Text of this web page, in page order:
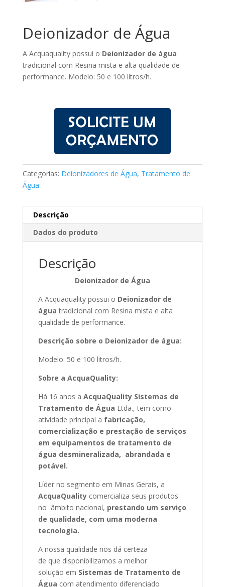
Deionizador de Água
A Acquaquality possui o Deionizador de água
tradicional com Resina mista e alta qualidade de
performance. Modelo: 50 e 100 litros/h.
Categorias: Deionizadores de Água, Tratamento de
Água
Descrição
Dados do produto
Descrição
Deionizador de Água
A Acquaquality possui o Deionizador de
água tradicional com Resina mista e alta
qualidade de performance.
Descrição sobre o Deionizador de água:
Modelo: 50 e 100 litros/h.
Sobre a AcquaQuality:
Há 16 anos a AcquaQuality Sistemas de
Tratamento de Água Ltda., tem como
atividade principal a fabricação,
comercialização e prestação de serviços
em equipamentos de tratamento de
água desmineralizada, abrandada e
potável.
Líder no segmento em Minas Gerais, a
AcquaQuality comercializa seus produtos
no âmbito nacional, prestando um serviço
de qualidade, com uma moderna
tecnologia.
A nossa qualidade nos dá certeza
de que disponibilizamos a melhor
solução em Sistemas de Tratamento de
Água com atendimento diferenciado